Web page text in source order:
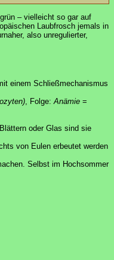
– vielleicht so gar auf
Laubfrosch jemals in
also unregulierter,
einem Schließmechanismus
, Folge:Anämie =
oder Glas sind sie
von Eulen erbeutet werden
Selbst im Hochsommer